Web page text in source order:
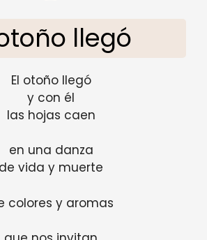
llegó
El otoño llegó
y con él
las hojas caen
en una danza
de vida y muerte
colores y aromas